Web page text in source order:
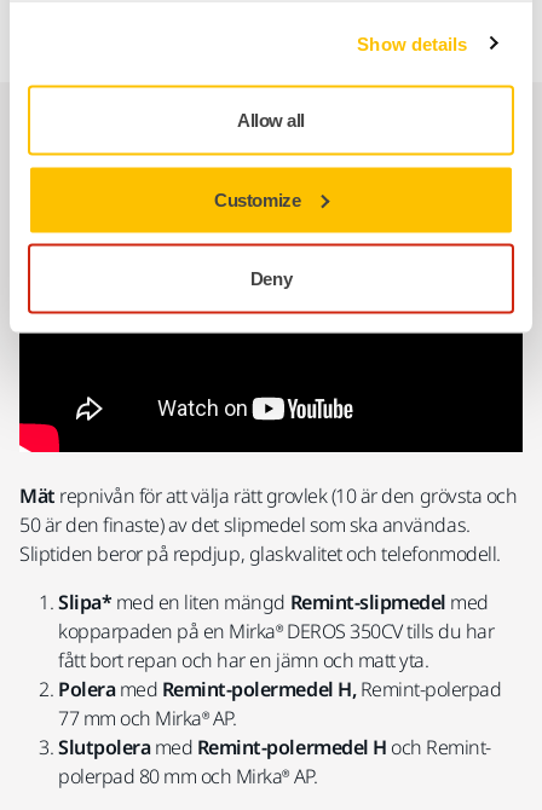
Show details
Allow all
Customize
Deny
Enkel repborttagning i tre steg
Mät repnivån för att välja rätt grovlek (10 är den grövsta och
50 är den finaste) av det slipmedel som ska användas.
Sliptiden beror på repdjup, glaskvalitet och telefonmodell.
Slipa* med en liten mängd Remint-slipmedel med
kopparpaden på en Mirka® DEROS 350CV tills du har
fått bort repan och har en jämn och matt yta.
Poleramed Remint-polermedel H,Remint-polerpad
77 mm och Mirka® AP.
Slutpolera med Remint-polermedel H och Remint-
polerpad 80 mm och Mirka® AP.